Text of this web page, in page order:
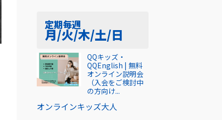
定期毎週
月/火/木/土/日
オンラインキッズ大人
QQキッズ・
QQEnglish | 無料
オンライン説明会
（入会をご検討中
の方向け...